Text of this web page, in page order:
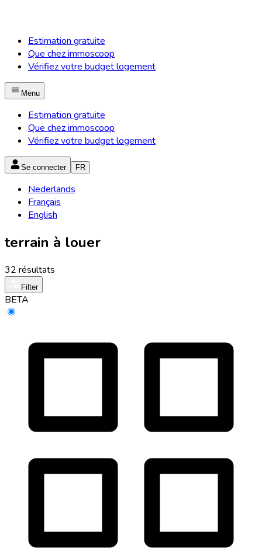
Estimation gratuite
Que chez immoscoop
Vérifiez votre budget logement
Menu
Estimation gratuite
Que chez immoscoop
Vérifiez votre budget logement
Se connecter FR
Nederlands
Français
English
terrain à louer
32 résultats
Filter
BETA